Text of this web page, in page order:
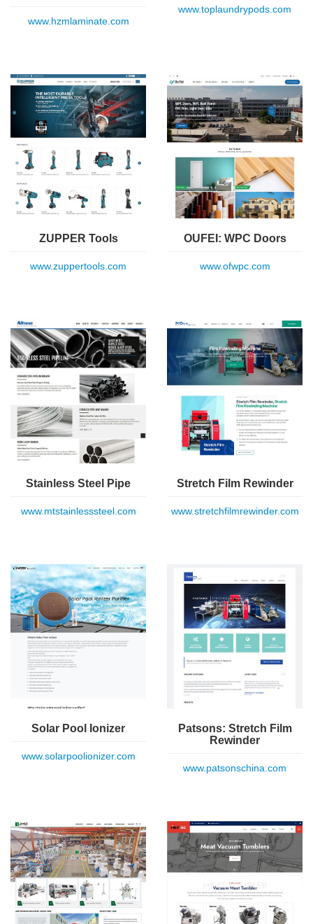
www.hzmlaminate.com
www.toplaundrypods.com
ZUPPER Tools
www.zuppertools.com
OUFEI: WPC Doors
www.ofwpc.com
Stainless Steel Pipe
www.mtstainlesssteel.com
Stretch Film Rewinder
www.stretchfilmrewinder.com
Solar Pool Ionizer
www.solarpoolionizer.com
Patsons: Stretch Film
Rewinder
www.patsonschina.com